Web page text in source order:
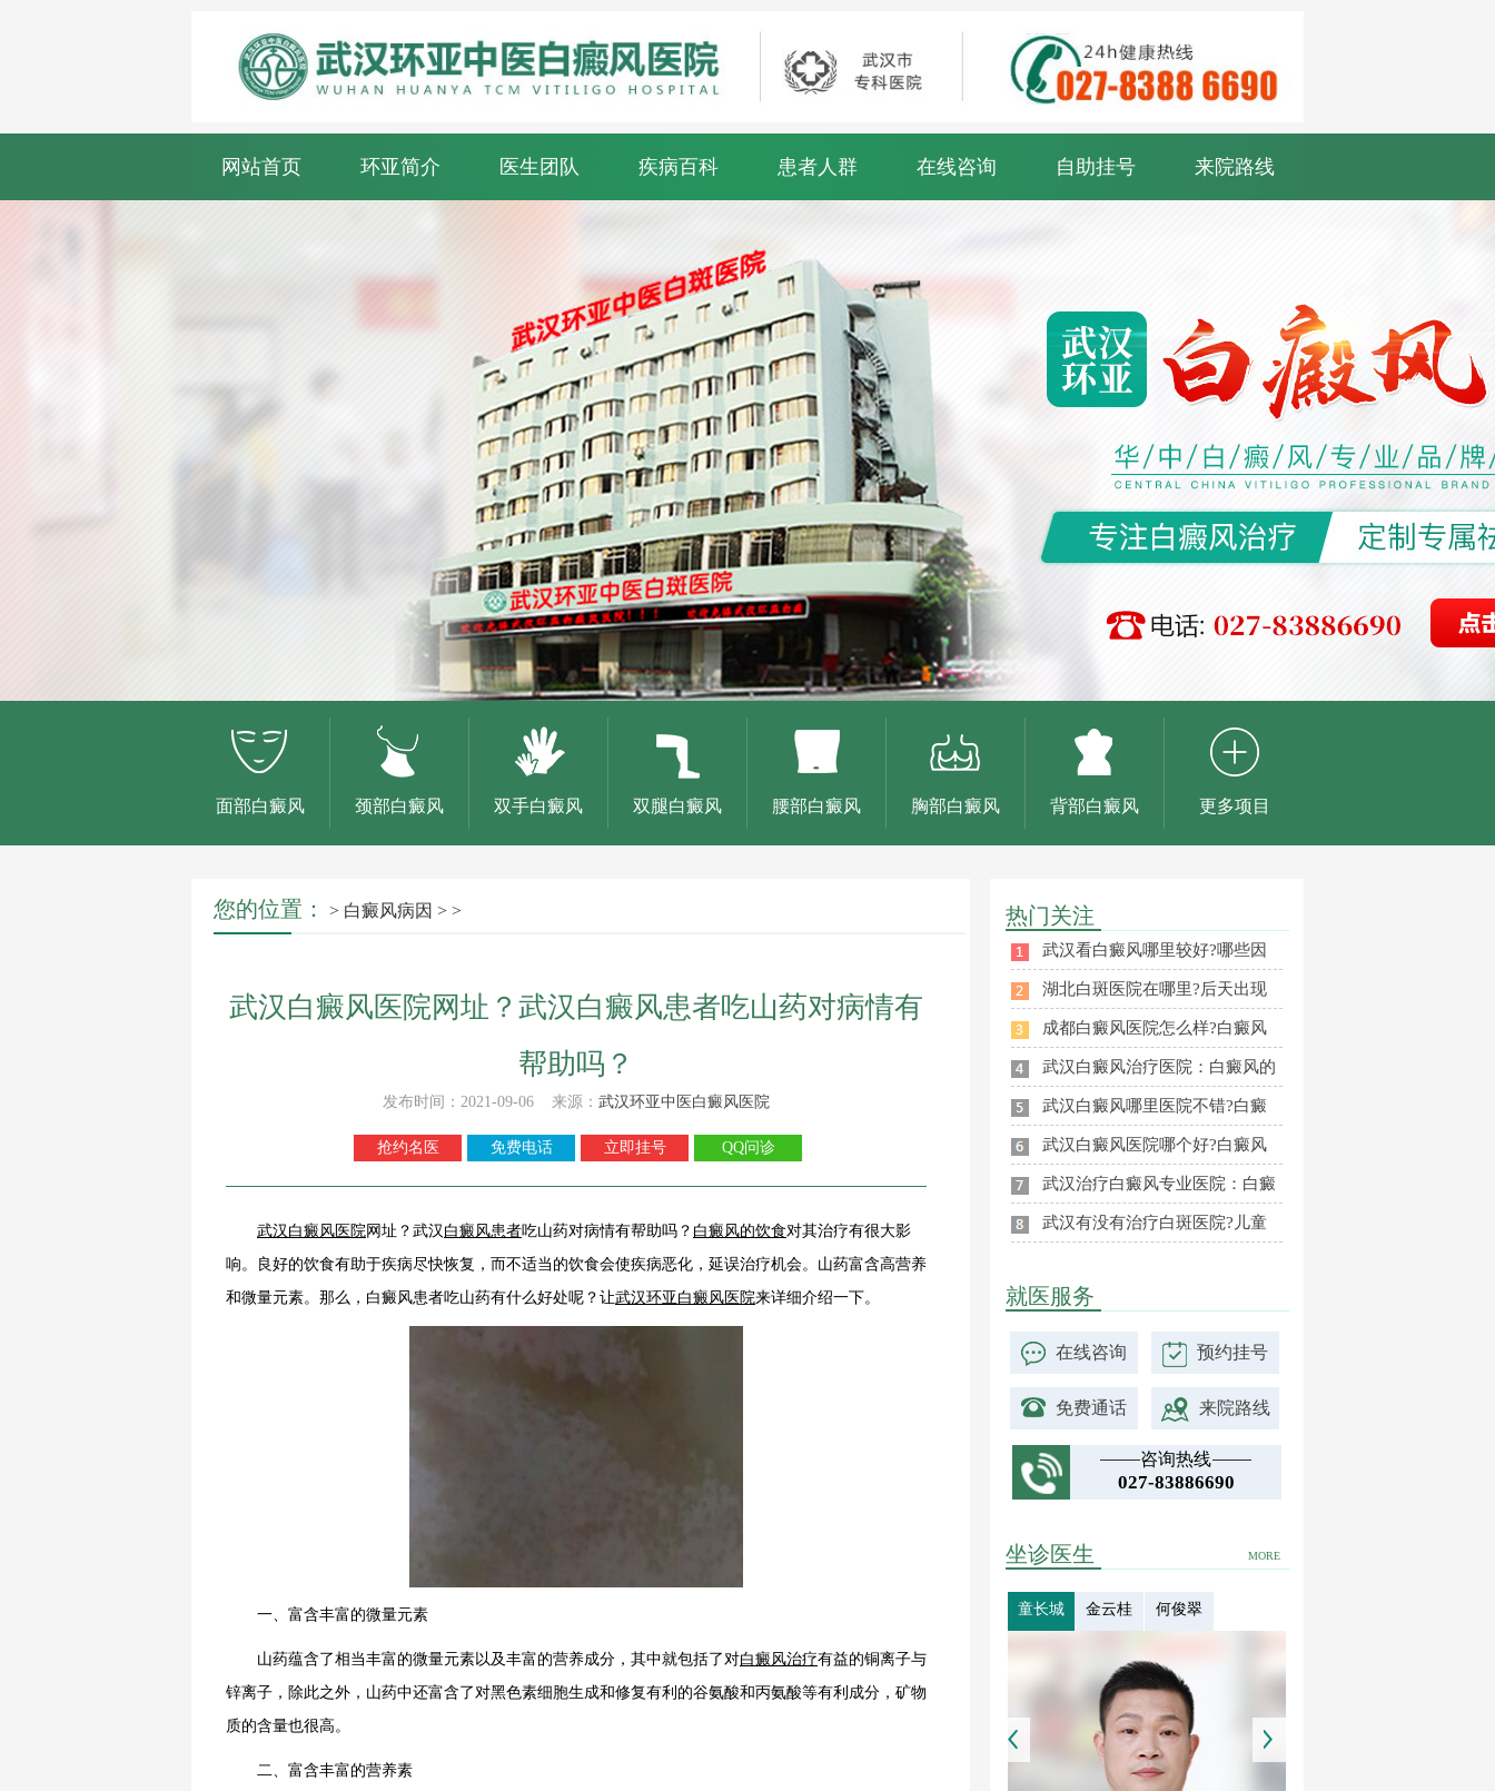
网站首页 环亚简介 医生团队 疾病百科 患者人群 在线咨询 自助挂号 来院路线
面部白癜风 颈部白癜风 双手白癜风 双腿白癜风 腰部白癜风 胸部白癜风 背部白癜风 更多项目
您的位置： > 白癜风病因 > >
武汉白癜风医院网址？武汉白癜风患者吃山药对病情有
帮助吗？
发布时间：2021-09-06 来源： 武汉环亚中医白癜风医院
抢约名医 免费电话 立即挂号 QQ问诊
武汉白癜风医院网址？武汉 白癜风患者吃山药对病情有帮助吗？ 白癜风的饮食对其治疗有很大影
响。良好的饮食有助于疾病尽快恢复，而不适当的饮食会使疾病恶化，延误治疗机会。山药富含高营养
和微量元素。那么，白癜风患者吃山药有什么好处呢？让武汉环亚白癜风医院来详细介绍一下。
一、富含丰富的微量元素
山药蕴含了相当丰富的微量元素以及丰富的营养成分，其中就包括了对白癜风治疗有益的铜离子与
锌离子，除此之外，山药中还富含了对黑色素细胞生成和修复有利的谷氨酸和丙氨酸等有利成分，矿物
质的含量也很高。
二、富含丰富的营养素
热门关注
武汉看白癜风哪里较好?哪些因
湖北白斑医院在哪里?后天出现
成都白癜风医院怎么样?白癜风
武汉白癜风治疗医院：白癜风的
武汉白癜风哪里医院不错?白癜
武汉白癜风医院哪个好?白癜风
武汉治疗白癜风专业医院：白癜
武汉有没有治疗白斑医院?儿童
就医服务
在线咨询 预约挂号
免费通话 来院路线
咨询热线
027-83886690
MORE
坐诊医生
童长城 金云桂 何俊翠